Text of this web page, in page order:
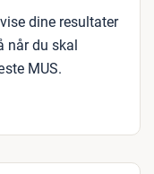
dine resultater
når du skal
MUS.